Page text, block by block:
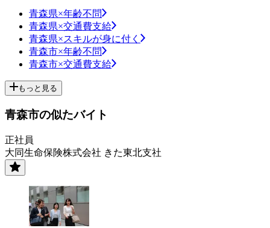
青森県×年齢不問
青森県×交通費支給
青森県×スキルが身に付く
青森市×年齢不問
青森市×交通費支給
もっと見る
青森市の似たバイト
正社員
大同生命保険株式会社 きた東北支社